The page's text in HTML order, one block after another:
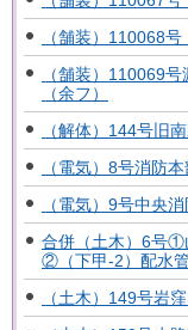
（舗装）110068
（舗装）110069
（余フ）
（解体）144号旧
（電気）8号消防
（電気）9号中央
合併（土木）6号①
②（下甲-2）配水
（土木）149号岩